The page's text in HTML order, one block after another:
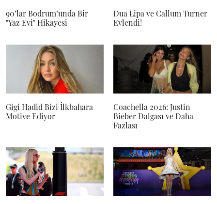
90’lar Bodrum’unda Bir
"Yaz Evi" Hikayesi
Dua Lipa ve Callum Turner
Evlendi!
Gigi Hadid Bizi İlkbahara
Motive Ediyor
Coachella 2026: Justin
Bieber Dalgası ve Daha
Fazlası